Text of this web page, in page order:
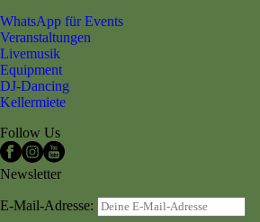
WhatsApp für Events
Veranstaltungen
Livemusik
Equipment
DJ-Dancing
Kellermiete
Follow Us
Newsletter
E-Mail-Adresse: